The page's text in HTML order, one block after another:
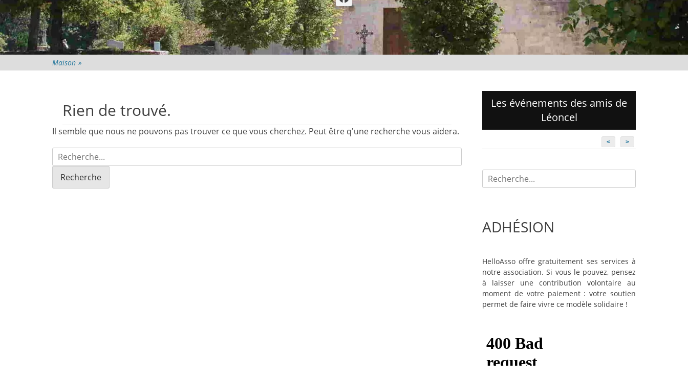
Maison »
Rien de trouvé.
Il semble que nous ne pouvons pas trouver ce que vous cherchez. Peut être q'une recherche vous aidera.
Recherche
pour:
Les événements des amis de
Léoncel
< >
Recherche
pour:
ADHÉSION
HelloAsso offre gratuitement ses services à
notre association. Si vous le pouvez, pensez
à laisser une contribution volontaire au
moment de votre paiement : votre soutien
permet de faire vivre ce modèle solidaire !